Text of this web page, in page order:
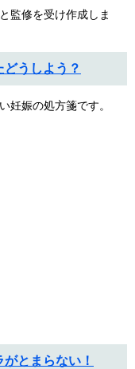
監修を受け作成しま
うしよう？
妊娠の処方箋です。
とまらない！